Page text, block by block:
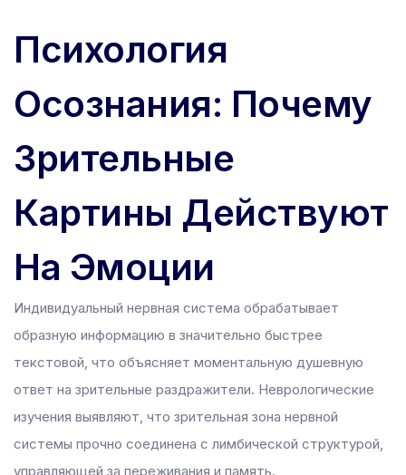
Психология
Осознания: Почему
Зрительные
Картины Действуют
На Эмоции
Индивидуальный нервная система обрабатывает
образную информацию в значительно быстрее
текстовой, что объясняет моментальную душевную
ответ на зрительные раздражители. Неврологические
изучения выявляют, что зрительная зона нервной
системы прочно соединена с лимбической структурой,
управляющей за переживания и память.